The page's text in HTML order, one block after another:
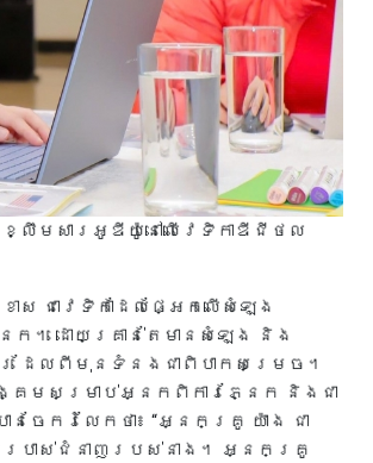
មសារអូឌីយ៉ូនៅលើវេទិកាឌីជីថល
វេទិកាដែលផ្អែកលើសំឡេង
។ ដោយគ្រាន់តែមានសំឡេង និង
ដែលពីមុនទំនងជាពិបាកសម្រេច។
គមសម្រាប់អ្នកពិការភ្នែក និងជា
ែករំលែកថា៖ “អ្នកគ្រូ យ៉ាង ជា
ប្រាស់ជំនាញរបស់នាង។ អ្នកគ្រូ